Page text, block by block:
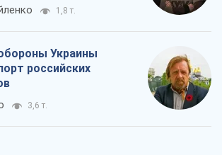
1,8 т.
Украины
российских
3,6 т.